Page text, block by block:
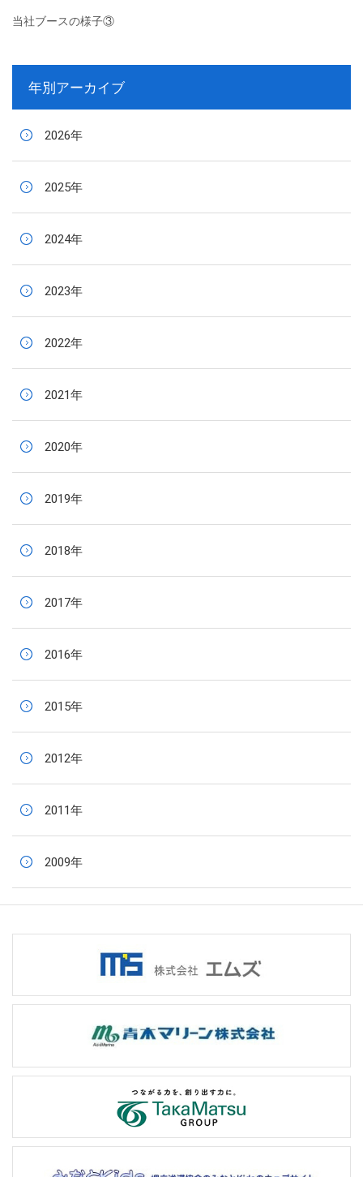
当社ブースの様子③
年別アーカイブ
2026年
2025年
2024年
2023年
2022年
2021年
2020年
2019年
2018年
2017年
2016年
2015年
2012年
2011年
2009年